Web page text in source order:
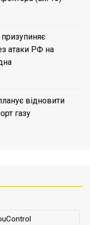
атаки РФ на
відновити
газу